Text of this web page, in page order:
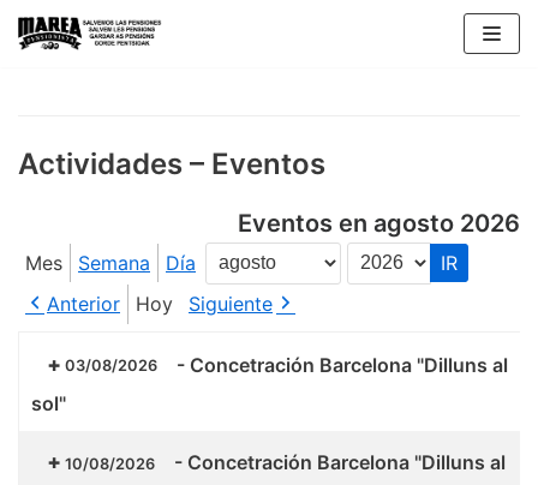
Saltar
Actividades – Eventos
Eventos en agosto 2026
Mes Semana Día
Mes
Año
Anterior
Hoy Siguiente
03/08/2026 - Concetración Barcelona "Dilluns al
sol"
10/08/2026 - Concetración Barcelona "Dilluns al